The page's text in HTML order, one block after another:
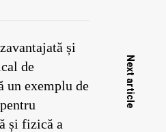
Next article
și
de
un exemplu de
și fizică a